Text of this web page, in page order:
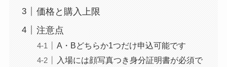
価格と購入上限
注意点
A・Bどちらか1つだけ申込可能です
入場には顔写真つき身分証明書が必須で